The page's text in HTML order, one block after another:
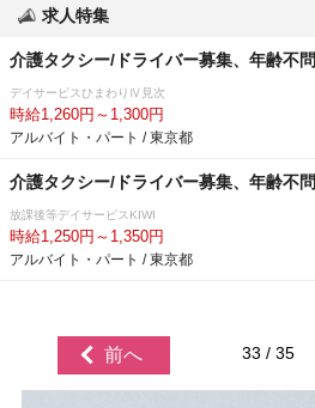
求人特集
介護タクシー/ドライバー募集、年齢不問
デイサービスひまわりⅣ見次
時給1,260円～1,300円
アルバイト・パート / 東京都
介護タクシー/ドライバー募集、年齢不問
放課後等デイサービスKIWI
時給1,250円～1,350円
アルバイト・パート / 東京都
前へ 33 / 35